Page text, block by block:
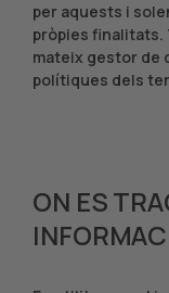
per aquests i
pròpies finalitats.
mateix gestor de
polítiques dels
ON ES